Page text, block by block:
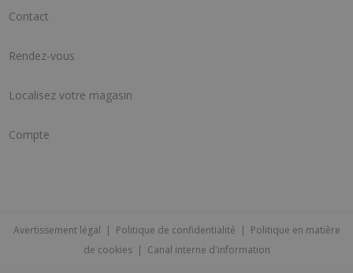
Contact
Rendez-vous
Localisez votre magasin
Compte
Avertissement légal | Politique de confidentialité | Politique en matière
de cookies| Canal interne d'information